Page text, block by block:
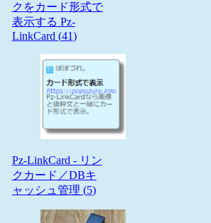
クをカード形式で
表示する Pz-
LinkCard (41)
Pz-LinkCard - リン
クカード／DBキ
ャッシュ管理 (5)